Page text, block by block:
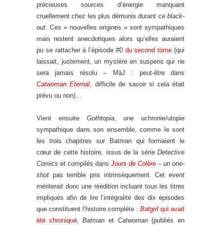
précieuses sources d’énergie manquant
cruellement chez les plus démunis durant ce black-
out. Ces « nouvelles origines » sont sympathiques
mais restent anecdotiques alors qu’elles auraient
pu se rattacher à l’épisode #0 du second tome (qui
laissait, justement, un mystère en suspens qui ne
sera jamais résolu – MàJ : peut-être dans
Catwoman Eternal, difficile de savoir si cela était
prévu ou non)…
Vient ensuite Gothtopia, une uchronie/utopie
sympathique dans son ensemble, comme le sont
les trois chapitres sur Batman qui formaient le
cœur de cette histoire, issus de la série Detective
Comics et compilés dans Jours de Colère – un one-
shot pas terrible pris intrinsèquement. Cet event
mériterait donc une réédition incluant tous les titres
impliqués afin de lire l’intégralité des dix épisodes
que constituent l’histoire complète : Batgirl qui avait
été chroniqué,Batman et Catwoman(publiés en